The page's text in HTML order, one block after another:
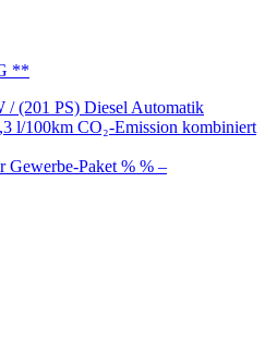
**
/ (201 PS) Diesel Automatik
l/100km CO₂-Emission kombiniert